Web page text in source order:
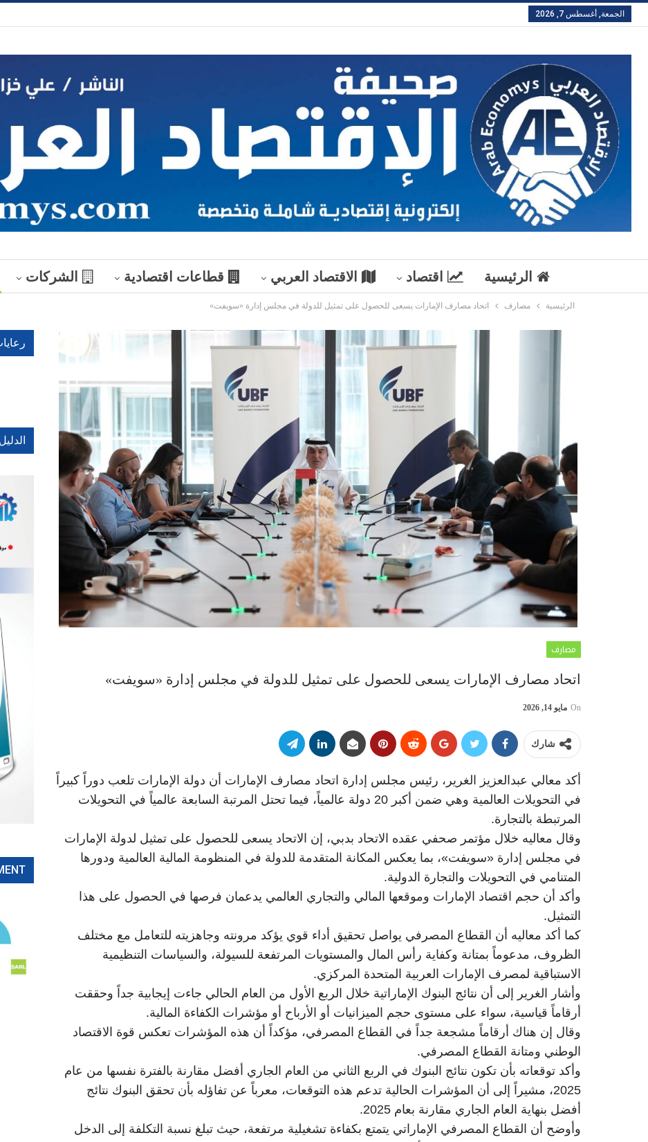
الجمعة, أغسطس 7, 2026
الرئيسية اقتصاد الاقتصاد العربي قطاعات اقتصادية الشركات
الرئيسية مصارف اتحاد مصارف الإمارات يسعى للحصول على تمثيل للدولة في مجلس إدارة «سويفت»
مصارف
اتحاد مصارف الإمارات يسعى للحصول على تمثيل للدولة في مجلس إدارة «سويفت»
On مايو 14, 2026
شارك
أكد معالي عبدالعزيز الغرير، رئيس مجلس إدارة اتحاد مصارف الإمارات أن دولة الإمارات تلعب دوراً كبيراً
في التحويلات العالمية وهي ضمن أكبر 20 دولة عالمياً، فيما تحتل المرتبة السابعة عالمياً في التحويلات
المرتبطة بالتجارة.
وقال معاليه خلال مؤتمر صحفي عقده الاتحاد بدبي، إن الاتحاد يسعى للحصول على تمثيل لدولة الإمارات
في مجلس إدارة «سويفت»، بما يعكس المكانة المتقدمة للدولة في المنظومة المالية العالمية ودورها
المتنامي في التحويلات والتجارة الدولية.
وأكد أن حجم اقتصاد الإمارات وموقعها المالي والتجاري العالمي يدعمان فرصها في الحصول على هذا
التمثيل.
كما أكد معاليه أن القطاع المصرفي يواصل تحقيق أداء قوي يؤكد مرونته وجاهزيته للتعامل مع مختلف
الظروف، مدعوماً بمتانة وكفاية رأس المال والمستويات المرتفعة للسيولة، والسياسات التنظيمية
الاستباقية لمصرف الإمارات العربية المتحدة المركزي.
وأشار الغرير إلى أن نتائج البنوك الإماراتية خلال الربع الأول من العام الحالي جاءت إيجابية جداً وحققت
أرقاماً قياسية، سواء على مستوى حجم الميزانيات أو الأرباح أو مؤشرات الكفاءة المالية.
وقال إن هناك أرقاماً مشجعة جداً في القطاع المصرفي، مؤكداً أن هذه المؤشرات تعكس قوة الاقتصاد
الوطني ومتانة القطاع المصرفي.
وأكد توقعاته بأن تكون نتائج البنوك في الربع الثاني من العام الجاري أفضل مقارنة بالفترة نفسها من عام
2025، مشيراً إلى أن المؤشرات الحالية تدعم هذه التوقعات، معرباً عن تفاؤله بأن تحقق البنوك نتائج
أفضل بنهاية العام الجاري مقارنة بعام 2025.
وأوضح أن القطاع المصرفي الإماراتي يتمتع بكفاءة تشغيلية مرتفعة، حيث تبلغ نسبة التكلفة إلى الدخل